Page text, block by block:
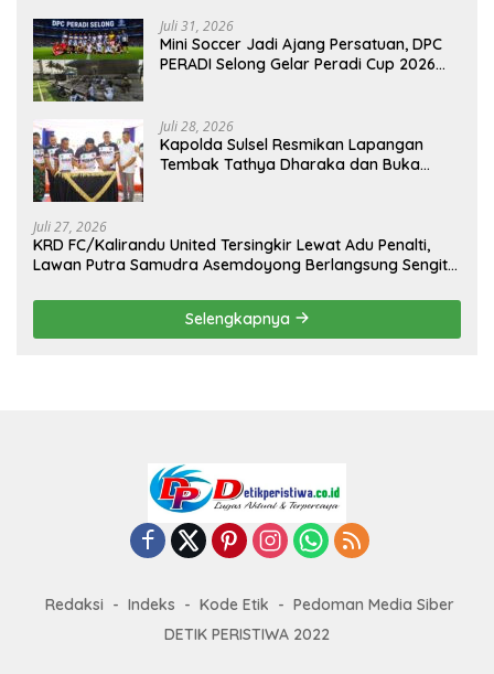
Juli 31, 2026
Mini Soccer Jadi Ajang Persatuan, DPC
PERADI Selong Gelar Peradi Cup 2026
Juli 28, 2026
Kapolda Sulsel Resmikan Lapangan
Tembak Tathya Dharaka dan Buka
Juli 27, 2026
KRD FC/Kalirandu United Tersingkir Lewat Adu Penalti,
Lawan Putra Samudra Asemdoyong Berlangsung Sengit
Selengkapnya
Redaksi Indeks Kode Etik
Pedoman Media Siber
DETIK PERISTIWA 2022